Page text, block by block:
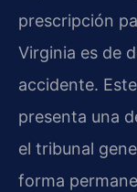
prescripción
Virginia es de
accidente.
presenta una
el tribunal
forma